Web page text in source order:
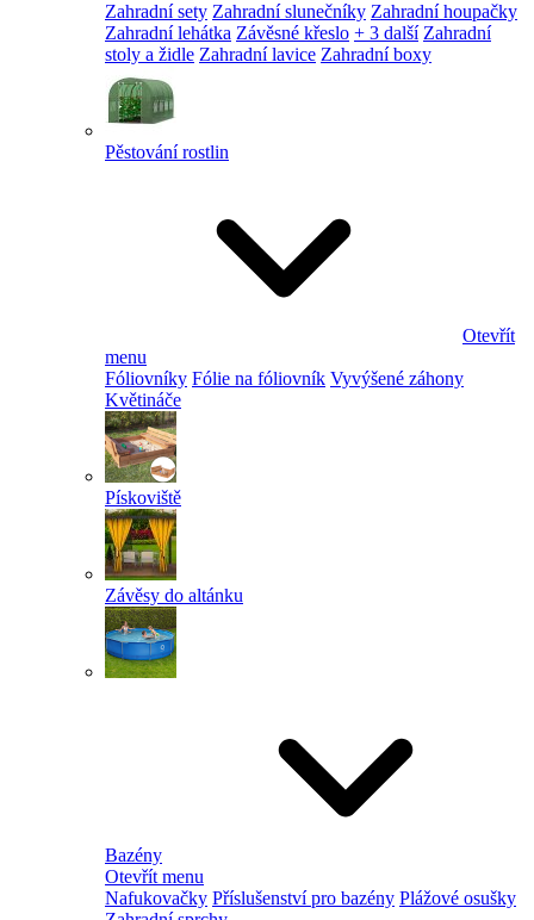
Zahradní sety Zahradní slunečníky Zahradní houpačky
Zahradní lehátka Závěsné křeslo + 3 další Zahradní
stoly a židle Zahradní lavice Zahradní boxy
Pěstování rostlin
Otevřít
menu
Fóliovníky Fólie na fóliovník Vyvýšené záhony
Květináče
Pískoviště
Závěsy do altánku
Bazény
Otevřít menu
Nafukovačky Příslušenství pro bazény Plážové osušky